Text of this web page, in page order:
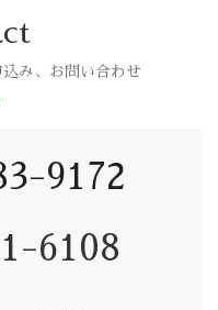
み、お問い合わせ
9172
6108